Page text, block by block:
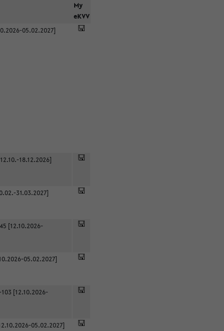
My
eKVV
05.02.2027]
18.12.2026]
31.03.2027]
[12.10.2026-
05.02.2027]
[12.10.2026-
05.02.2027]